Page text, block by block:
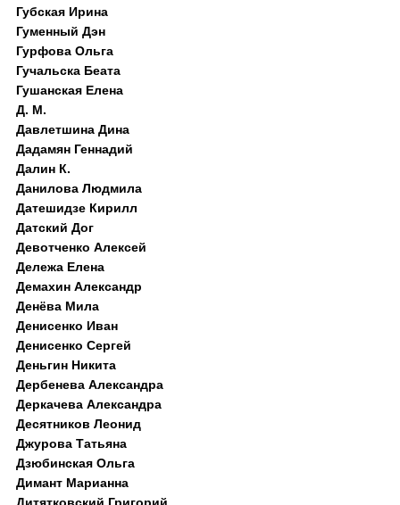
Губская Ирина
Гуменный Дэн
Гурфова Ольга
Гучальска Беата
Гушанская Елена
Д. M.
Давлетшина Дина
Дадамян Геннадий
Далин К.
Данилова Людмила
Датешидзе Кирилл
Датский Дог
Девотченко Алексей
Дележа Елена
Демахин Александр
Денёва Мила
Денисенко Иван
Денисенко Сергей
Деньгин Никита
Дербенева Александра
Деркачева Александра
Десятников Леонид
Джурова Татьяна
Дзюбинская Ольга
Димант Марианна